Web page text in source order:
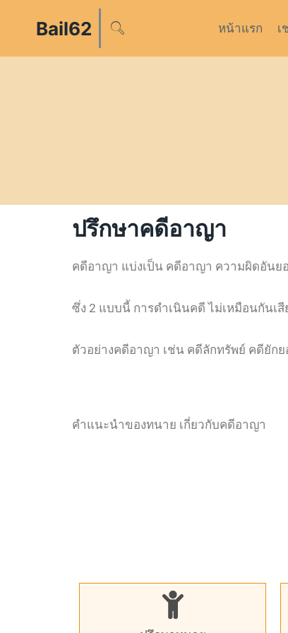
Bail62 หน้าแรก เ
ปรึกษาคดีอาญา
คดีอาญา แบ่งเป็น คดีอาญา ความผิดอัน
ซึ่ง 2 แบบนี้ การดำเนินคดี ไม่เหมือนกันเ
ตัวอย่างคดีอาญา เช่น คดีลักทรัพย์ คดียัก
คำแนะนำของทนาย เกี่ยวกับคดีอาญา